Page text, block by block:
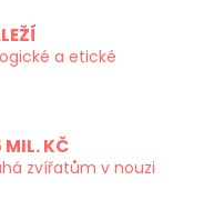
a etické
MIL. KČ
zvířatům v nouzi